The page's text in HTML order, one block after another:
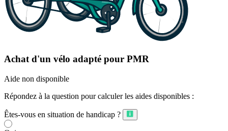
Achat d'un vélo adapté pour PMR
Aide non disponible
Répondez à la question pour calculer les aides disponibles :
Êtes-vous en situation de handicap ?